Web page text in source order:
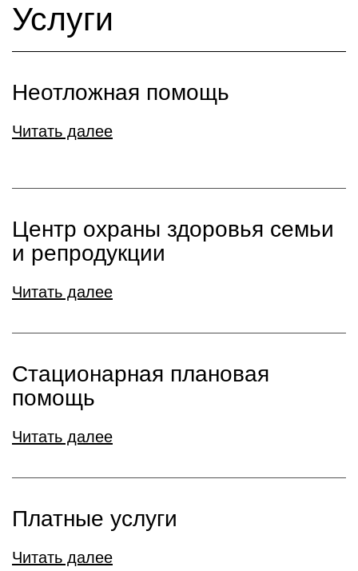
Услуги
Неотложная помощь
Читать далее
Центр охраны здоровья семьи
и репродукции
Читать далее
Стационарная плановая
помощь
Читать далее
Платные услуги
Читать далее